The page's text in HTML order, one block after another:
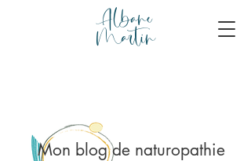
Albane
Martin
Mon blog de naturopathie